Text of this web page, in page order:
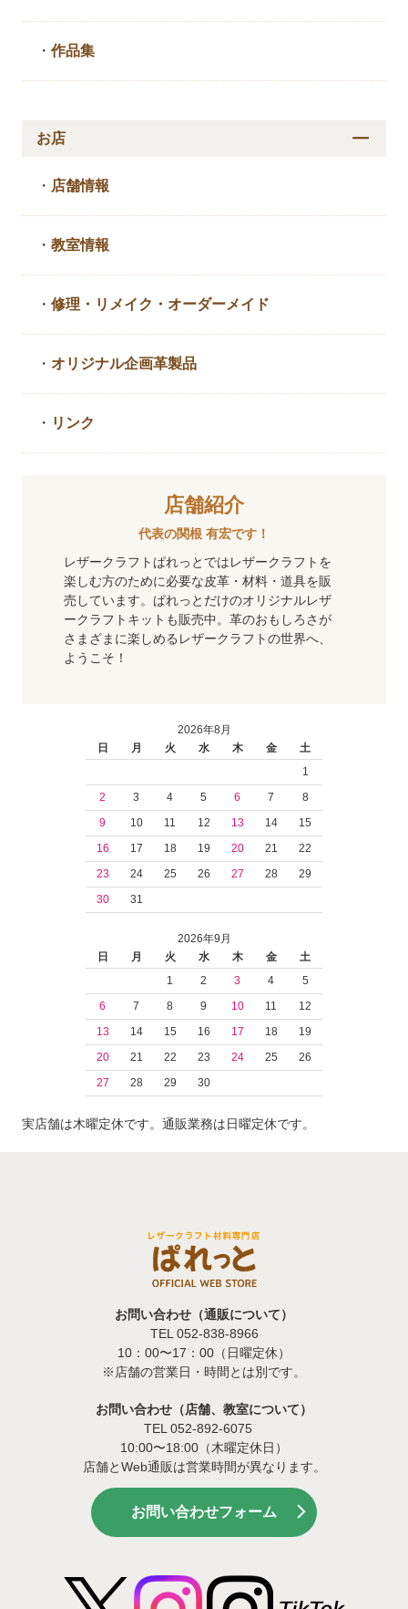
・作品集
お店
・ 店舗情報
・教室情報
・修理・リメイク・ オーダーメイド
・ オリジナル企画革製品
・ リンク
店舗紹介
代表の関根 有宏です！
レザークラフトぱれっとではレザークラフトを
楽しむ方のために必要な皮革・材料・道具を販
売しています。ぱれっとだけのオリジナルレザ
ークラフトキットも販売中。革のおもしろさが
さまざまに楽しめるレザークラフトの世界へ、
ようこそ！
2026年8月
日
月 火 水 木 金
土
1
2
3 4 5 6 7
8
9
10 11 12 13 14
15
16
17 18 19 20 21
22
23
24 25 26 27 28
29
30
31
2026年9月
日
月 火 水 木 金
土
1
2 3 4
5
6
7 8 9 10 11
12
13
14 15 16 17 18
19
20
21 22 23 24 25
26
27
28 29 30
実店舗は木曜定休です。通販業務は日曜定休です。
お問い合わせ（通販について）
TEL 052-838-8966
10：00〜17：00（日曜定休）
※店舗の営業日・時間とは別です。
お問い合わせ（店舗、教室について）
TEL 052-892-6075
10:00〜18:00（木曜定休日）
店舗とWeb通販は営業時間が異なります。
お問い合わせフォーム